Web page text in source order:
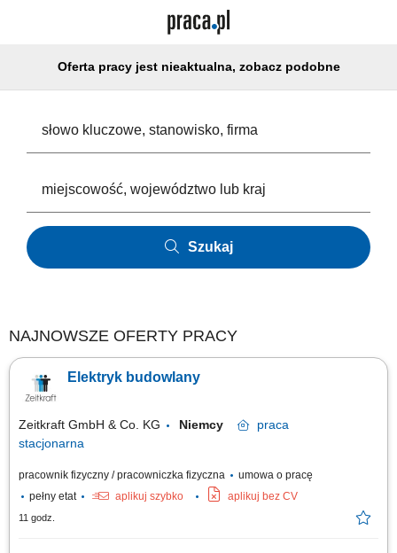
Oferta pracy jest nieaktualna, zobacz podobne
Szukaj
NAJNOWSZE OFERTY PRACY
Elektryk budowlany
Zeitkraft GmbH & Co. KG Niemcy
praca
stacjonarna
pracownik fizyczny / pracowniczka fizyczna
umowa o pracę
pełny etat
aplikuj szybko aplikuj bez CV
11 godz.